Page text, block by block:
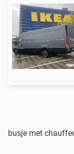
busje met